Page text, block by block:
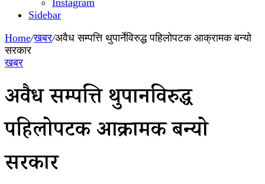
Instagram
Sidebar
Home/खबर/अवैध सम्पत्ति थुपार्नेविरुद्ध पहिलोपटक आक्रामक बन्यो
सरकार
खबर
अवैध सम्पत्ति थुपार्नेविरुद्ध
पहिलोपटक आक्रामक बन्यो
सरकार